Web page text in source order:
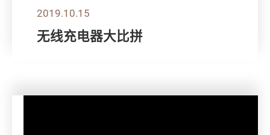
2019.10.15
无线充电器大比拼